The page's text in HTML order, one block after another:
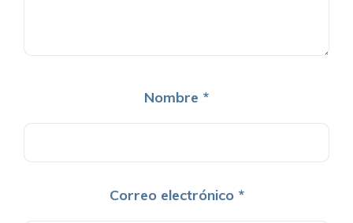
Nombre *
Correo electrónico *